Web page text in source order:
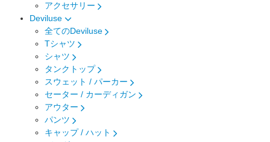
アクセサリー
Deviluse
全てのDeviluse
Tシャツ
シャツ
タンクトップ
スウェット / パーカー
セーター / カーディガン
アウター
パンツ
キャップ / ハット